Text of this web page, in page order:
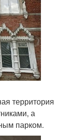
территория
а
парком.